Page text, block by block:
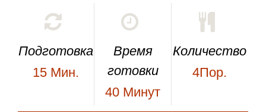
Подготовка
15 Мин.
Время
готовки
40 Минут
Количество
4Пор.